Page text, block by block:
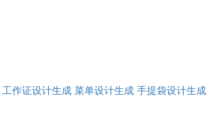
工作证设计生成 菜单设计生成 手提袋设计生成